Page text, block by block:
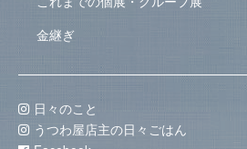
金継ぎ
日々のこと
うつわ屋店主の日々ごはん